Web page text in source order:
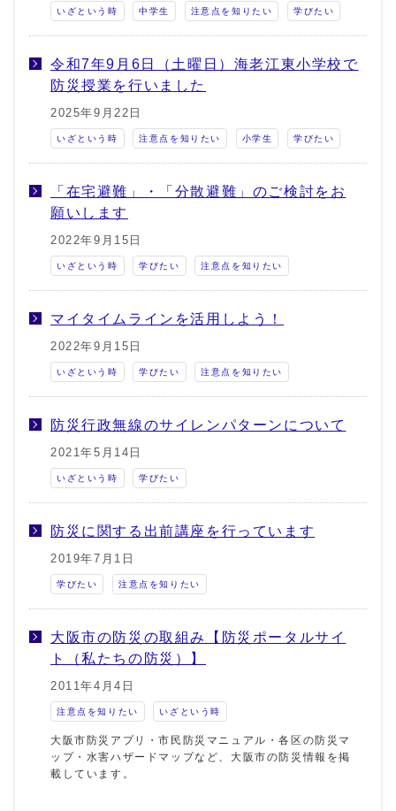
いざという時 中学生 注意点を知りたい 学びたい
令和7年9月6日（土曜日）海老江東小学校で
防災授業を行いました
2025年9月22日
いざという時 注意点を知りたい 小学生 学びたい
「在宅避難」・「分散避難」のご検討をお
願いします
2022年9月15日
いざという時 学びたい 注意点を知りたい
マイタイムラインを活用しよう！
2022年9月15日
いざという時 学びたい 注意点を知りたい
防災行政無線のサイレンパターンについて
2021年5月14日
いざという時 学びたい
防災に関する出前講座を行っています
2019年7月1日
学びたい 注意点を知りたい
大阪市の防災の取組み【防災ポータルサイ
ト（私たちの防災）】
2011年4月4日
注意点を知りたい いざという時
大阪市防災アプリ・市民防災マニュアル・各区の防災マ
ップ・水害ハザードマップなど、大阪市の防災情報を掲
載しています。